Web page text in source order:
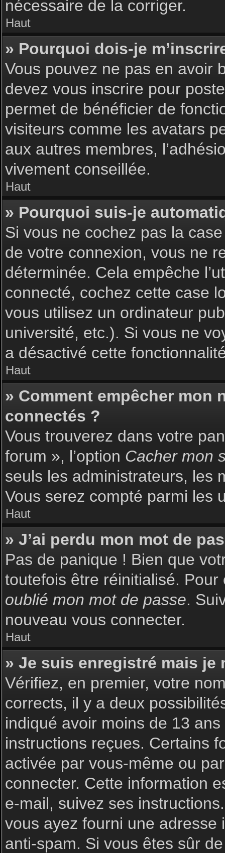
nécessaire de la corriger.
Haut
» Pourquoi dois-je
Vous pouvez ne pas en avoir
devez vous inscrire pour
permet de bénéficier de
visiteurs comme les avatars
aux autres membres,
vivement conseillée.
Haut
» Pourquoi suis-je
Si vous ne cochez pas la
de votre connexion, vous ne
déterminée. Cela empêche
connecté, cochez cette case
vous utilisez un ordinateur
université, etc.). Si vous ne
a désactivé cette
Haut
» Comment empêcher mon
connectés ?
Vous trouverez dans votre
forum », l’option Cacher mon
seuls les administrateurs, les
Vous serez compté parmi les
Haut
» J’ai perdu mon mot de
Pas de panique ! Bien que
toutefois être réinitialisé.
oublié mon mot de passe.
nouveau vous connecter.
Haut
» Je suis enregistré mais je
Vérifiez, en premier, votre
corrects, il y a deux
indiqué avoir moins de 13
instructions reçues. Certains
activée par vous-même ou
connecter. Cette information
e-mail, suivez ses
vous ayez fourni une adresse
anti-spam. Si vous êtes sûr